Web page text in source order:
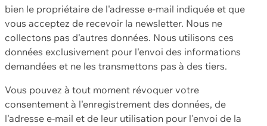
bien le propriétaire de l'adresse e-mail indiquée et que
vous acceptez de recevoir la newsletter. Nous ne
collectons pas d'autres données. Nous utilisons ces
données exclusivement pour l'envoi des informations
demandées et ne les transmettons pas à des tiers.
Vous pouvez à tout moment révoquer votre
consentement à l'enregistrement des données, de
l'adresse e-mail et de leur utilisation pour l'envoi de la